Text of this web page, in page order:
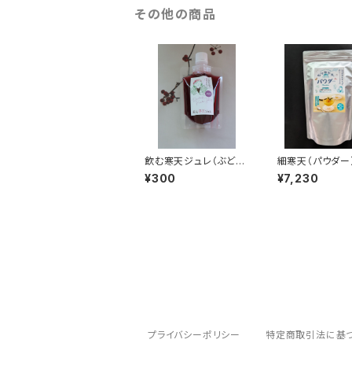
その他の商品
飲む寒天ジュレ（ぶどう
味）
¥300
細寒天（パウダ
g
¥7,230
プライバシーポリシー 特定商取引法に基